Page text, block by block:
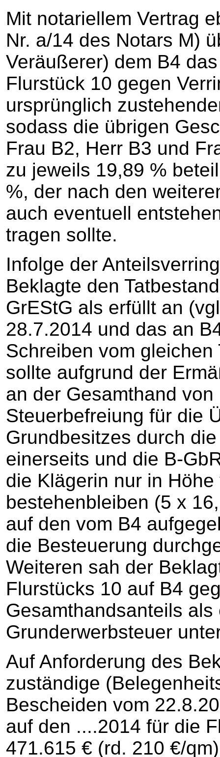
Mit notariellem Vertrag
Nr. a/14 des Notars M)
Veräußerer) dem B4
Flurstück 10 gegen
ursprünglich
sodass die übrigen
Frau B2, Herr B3 und
zu jeweils 19,89 %
%, der nach den
auch eventuell
tragen sollte.
Infolge der
Beklagte den
GrEStG als erfüllt an
28.7.2014 und das an
Schreiben vom
sollte aufgrund der
an der Gesamthand
Steuerbefreiung für die
Grundbesitzes durch
einerseits und die B-
die Klägerin nur in
bestehenbleiben (5 x
auf den vom B4
die Besteuerung
Weiteren sah der
Flurstücks 10 auf B4
Gesamthandsanteils
Grunderwerbsteuer
Auf Anforderung des
zuständige
Bescheiden vom
auf den ....2014 für die
471.615 € (rd. 210 €/